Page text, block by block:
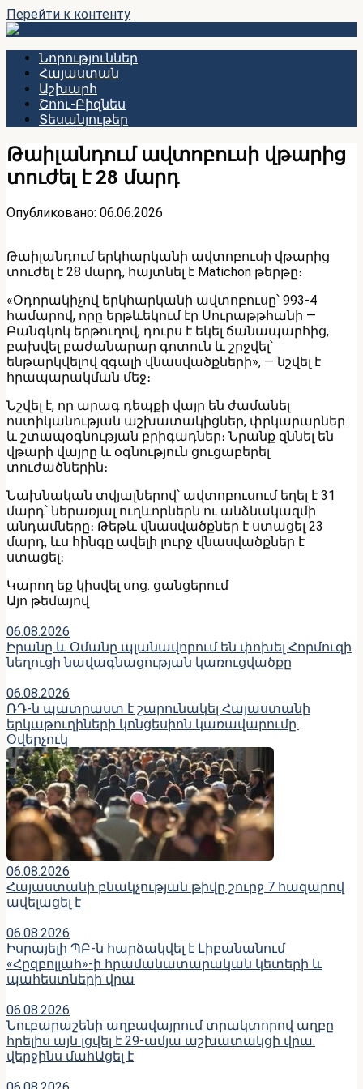
Перейти к контенту
Նորություններ
Հայաստան
Աշխարհ
Շոու-Բիզնես
Տեսանյութեր
Թաիլանդում ավտոբուսի վթարից
տուժել է 28 մարդ
Опубликовано: 06.06.2026
Թաիլանդում երկհարկանի ավտոբուսի վթարից
տուժել է 28 մարդ, հայտնել է Matichon թերթը։
«Օդորակիչով երկհարկանի ավտոբուսը՝ 993-4
համարով, որը երթևեկում էր Սուրաթթհանի —
Բանգկոկ երթուղով, դուրս է եկել ճանապարհից,
բախվել բաժանարար գոտուն և շրջվել՝
ենթարկվելով զգալի վնասվածքների», — նշվել է
հրապարակման մեջ։
Նշվել է, որ արագ դեպքի վայր են ժամանել
ոստիկանության աշխատակիցներ, փրկարարներ
և շտապօգնության բրիգադներ։ Նրանք զննել են
վթարի վայրը և օգնություն ցուցաբերել
տուժածներին։
Նախնական տվյալներով՝ ավտոբուսում եղել է 31
մարդ՝ ներառյալ ուղևորներն ու անձնակազմի
անդամները։ Թեթև վնասվածքներ է ստացել 23
մարդ, ևս հինգը ավելի լուրջ վնասվածքներ է
ստացել։
Կարող եք կիսվել սոց․ ցանցերում
Այո թեմայով
06.08.2026
Իրանը և Օմանը պլանավորում են փոխել Հորմուզի
նեղուցի նավագնացության կառուցվածքը
06.08.2026
ՌԴ-ն պատրաստ է շարունակել Հայաստանի
երկաթուղիների կոնցեսիոն կառավարումը.
Օվերչուկ
06.08.2026
Հայաստանի բնակչության թիվը շուրջ 7 հազարով
ավելացել է
06.08.2026
Իսրայելի ՊԲ-ն հարձակվել է Լիբանանում
«Հըզբոլլահ»-ի հրամանատարական կետերի և
պահեստների վրա
06.08.2026
Նուբարաշենի աղբավայրում տրակտորով աղբը
հրելիս այն լցվել է 29-ամյա աշխատակցի վրա.
վերջինս մահԱցել է